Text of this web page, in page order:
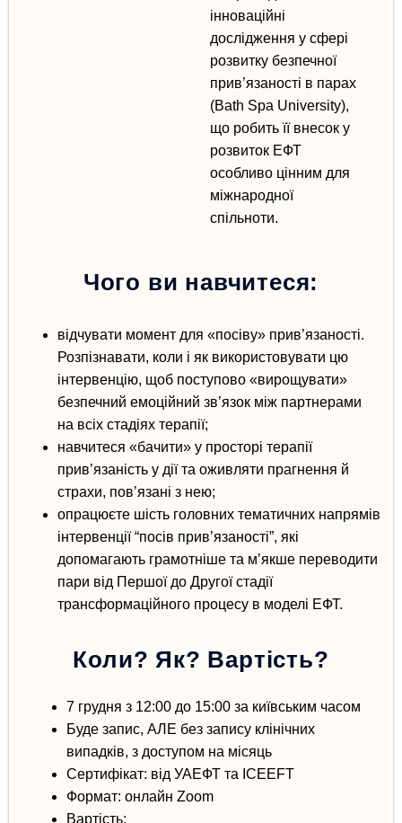
інноваційні
дослідження у сфері
розвитку безпечної
прив’язаності в парах
(Bath Spa University),
що робить її внесок у
розвиток ЕФТ
особливо цінним для
міжнародної
спільноти.
Чого ви навчитеся:
відчувати момент для «посіву» прив’язаності.
Розпізнавати, коли і як використовувати цю
інтервенцію, щоб поступово «вирощувати»
безпечний емоційний зв’язок між партнерами
на всіх стадіях терапії;
навчитеся «бачити» у просторі терапії
прив’язаність у дії та оживляти прагнення й
страхи, пов’язані з нею;
опрацюєте шість головних тематичних напрямів
інтервенції “посів прив’язаності”, які
допомагають грамотніше та м’якше переводити
пари від Першої до Другої стадії
трансформаційного процесу в моделі ЕФТ.
Коли? Як? Вартість?
7 грудня з 12:00 до 15:00 за київським часом
Буде запис, АЛЕ без запису клінічних
випадків, з доступом на місяць
Сертифікат: від УАЕФТ та ICEEFT
Формат: онлайн Zoom
Вартість: